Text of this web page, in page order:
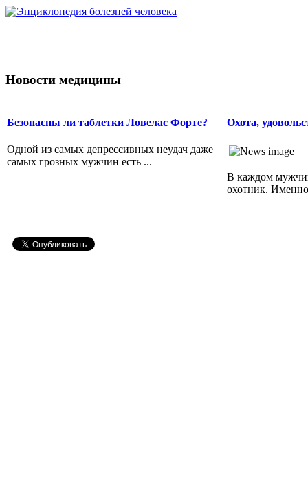
Новости медицины
Безопасны ли таблетки Ловелас Форте?
Одной из самых депрессивных неудач даже
самых грозных мужчин есть ...
Охота,
В каждом
охотник.